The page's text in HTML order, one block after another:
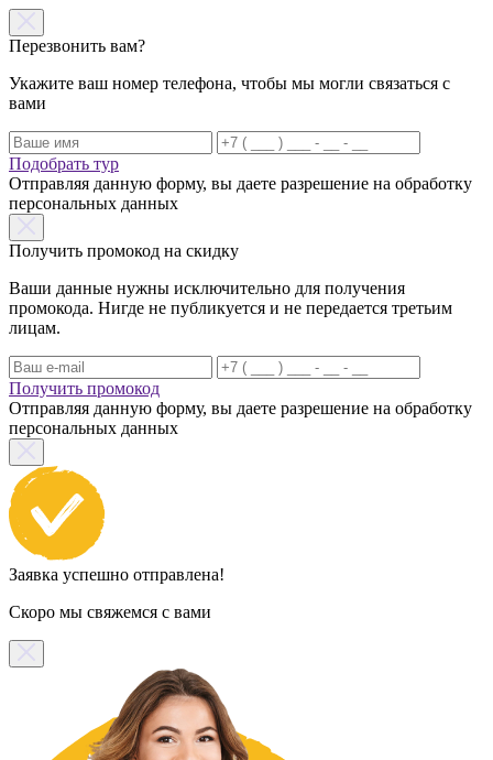
Перезвонить вам?
Укажите ваш номер телефона, чтобы мы могли связаться с
вами
Подобрать тур
Отправляя данную форму, вы даете разрешение на обработку
персональных данных
Получить промокод на скидку
Ваши данные нужны исключительно для получения
промокода. Нигде не публикуется и не передается третьим
лицам.
Получить промокод
Отправляя данную форму, вы даете разрешение на обработку
персональных данных
Заявка успешно отправлена!
Скоро мы свяжемся с вами